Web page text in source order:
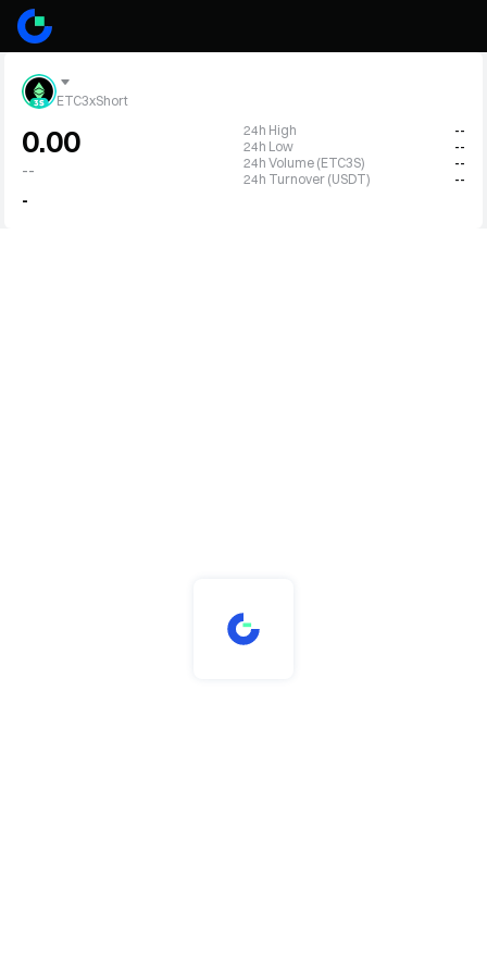
ETC3xShort
0.00
--
-
24h High
--
24h Low
--
24h Volume (ETC3S)
--
24h Turnover (USDT)
--